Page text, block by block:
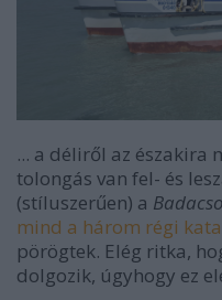
... a déliről az északira
tolongás van fel- és
(stíluszerűen) a
mind a három régi
pörögtek. Elég ritka,
dolgozik, úgyhogy ez